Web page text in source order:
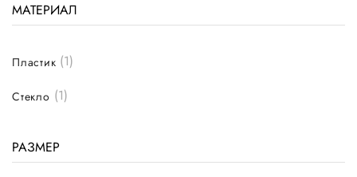
МАТЕРИАЛ
Пластик (1)
Стекло (1)
РАЗМЕР